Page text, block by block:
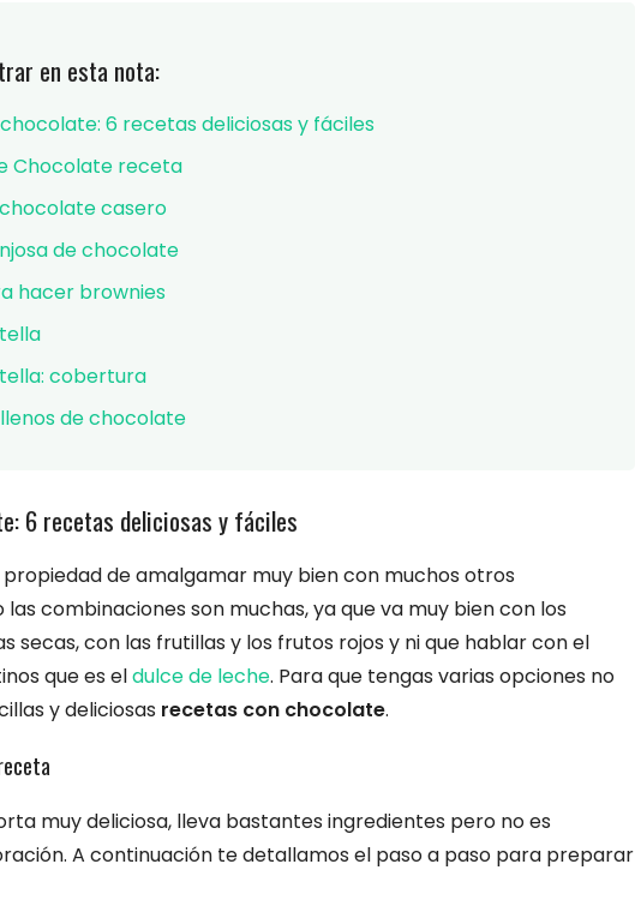
en esta nota:
6 recetas deliciosas y fáciles
Chocolate receta
casero
de chocolate
hacer brownies
cobertura
de chocolate
6 recetas deliciosas y fáciles
de amalgamar muy bien con muchos otros
combinaciones son muchas, ya que va muy bien con los
secas, con las frutillas y los frutos rojos y ni que hablar con el
que es eldulce de leche. Para que tengas varias opciones no
y deliciosas recetas con chocolate.
muy deliciosa, lleva bastantes ingredientes pero no es
A continuación te detallamos el paso a paso para preparar